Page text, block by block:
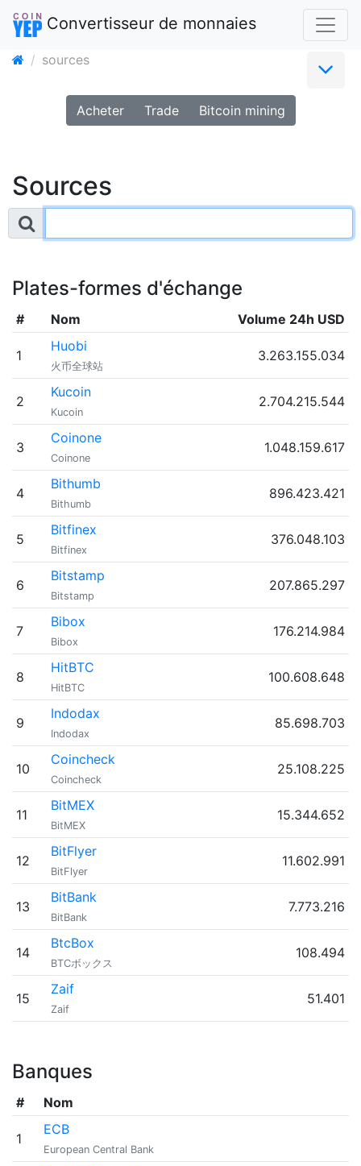
Convertisseur de monnaies
sources
Acheter Trade Bitcoin mining
Sources
Plates-formes d'échange
# Nom Volume 24h USD
1
Huobi
火币全球站
3.263.155.034
2
Kucoin
Kucoin
2.704.215.544
3
Coinone
Coinone
1.048.159.617
4
Bithumb
Bithumb
896.423.421
5
Bitfinex
Bitfinex
376.048.103
6
Bitstamp
Bitstamp
207.865.297
7
Bibox
Bibox
176.214.984
8
HitBTC
HitBTC
100.608.648
9
Indodax
Indodax
85.698.703
10
Coincheck
Coincheck
25.108.225
11
BitMEX
BitMEX
15.344.652
12
BitFlyer
BitFlyer
11.602.991
13
BitBank
BitBank
7.773.216
14
BtcBox
BTCボックス
108.494
15
Zaif
Zaif
51.401
Banques
# Nom
1
ECB
European Central Bank